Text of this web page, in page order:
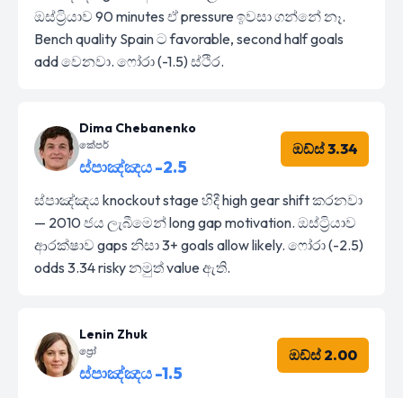
ඔස්ට්‍රියාව 90 minutes ඒ pressure ඉවසා ගන්නේ නෑ.
Bench quality Spain ට favorable, second half goals
add වෙනවා. ෆෝරා (-1.5) ස්ථිර.
Dima Chebanenko
කේපර්
ස්පාඤ්ඤය -2.5
ඔඩ්ස් 3.34
ස්පාඤ්ඤය knockout stage හිදී high gear shift කරනවා
— 2010 ජය ලැබීමෙන් long gap motivation. ඔස්ට්‍රියාව
ආරක්ෂාව gaps නිසා 3+ goals allow likely. ෆෝරා (-2.5)
odds 3.34 risky නමුත් value ඇති.
Lenin Zhuk
ප්‍රෝ
ස්පාඤ්ඤය -1.5
ඔඩ්ස් 2.00